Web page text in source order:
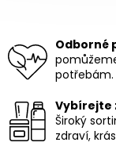
Odborné
potřebám.
Vybírejte
Široký
zdraví,